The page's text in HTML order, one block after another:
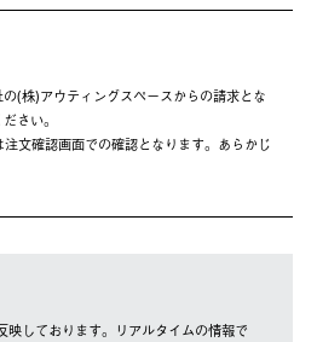
(株)アウティングスペースからの請求とな
さい。
⽂確認画⾯での確認となります。あらかじ
映しております。リアルタイムの情報で